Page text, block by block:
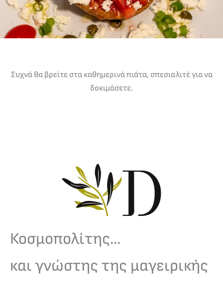
Συχνά θα βρείτε στα καθημερινά πιάτα, σπεσιαλιτέ για να
δοκιμάσετε.
Κοσμοπολίτης...
και γνώστης της μαγειρικής